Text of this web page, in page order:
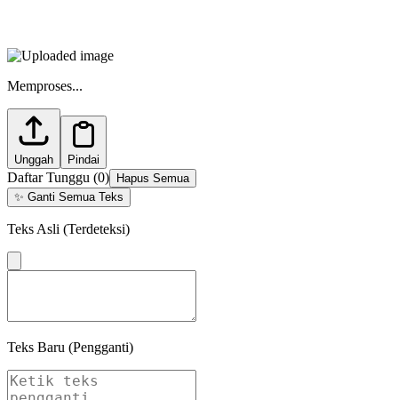
Memproses...
Unggah Pindai
Daftar Tunggu (0)
Hapus Semua
✨ Ganti Semua Teks
Teks Asli (Terdeteksi)
Teks Baru (Pengganti)